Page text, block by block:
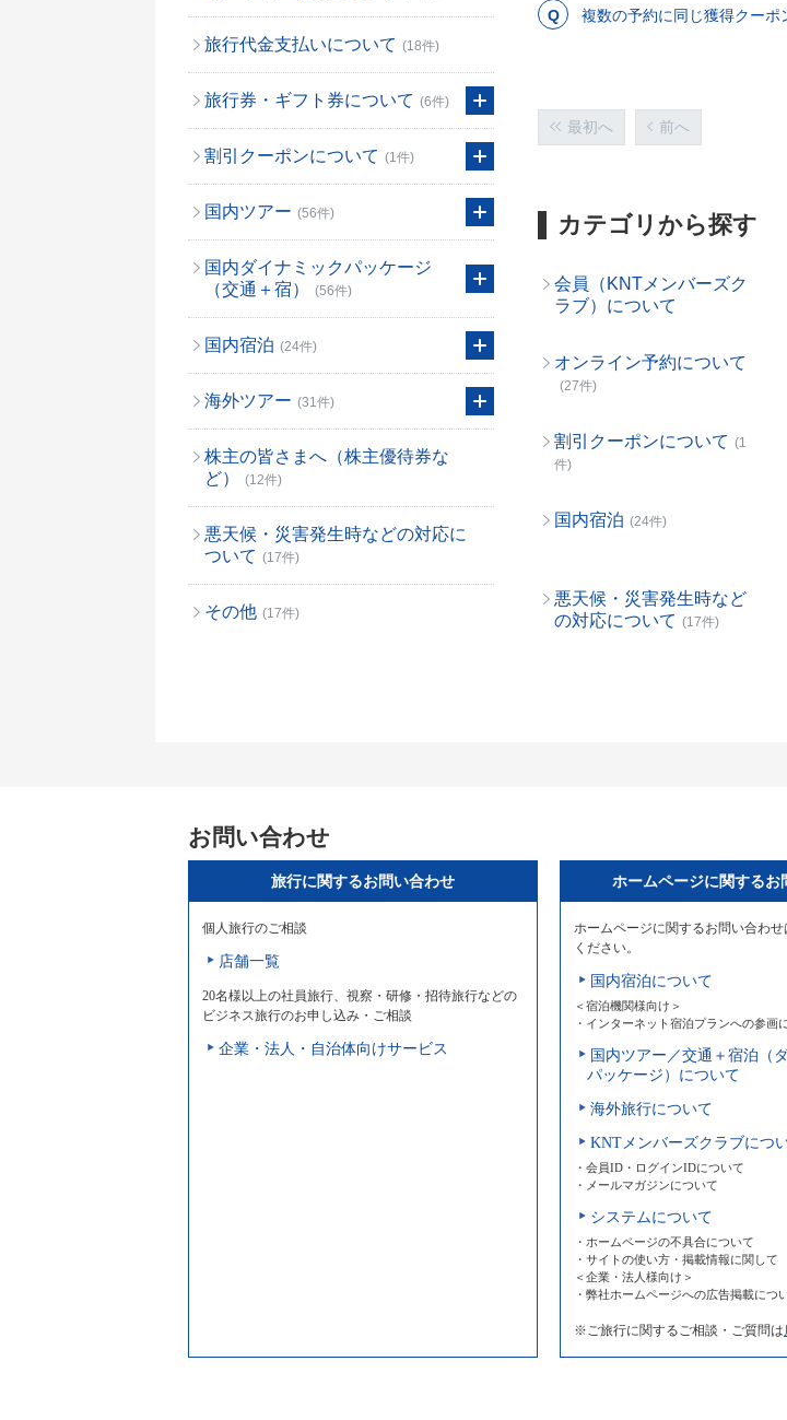
旅行代金支払いについて (18件)
旅行券・ギフト券について (6件)
割引クーポンについて (1件)
国内ツアー (56件)
国内ダイナミックパッケージ
（交通＋宿）
(56件)
国内宿泊 (24件)
海外ツアー (31件)
株主の皆さまへ（株主優待券な
ど）
(12件)
悪天候・災害発生時などの対応に
ついて (17件)
その他 (17件)
複数の予約に同じ獲得クーポ
最初へ 前へ
カテゴリから探す
会員（KNTメンバーズク
ラブ）について
オンライン予約について
(27件)
割引クーポンについて (1
件)
国内宿泊 (24件)
悪天候・災害発生時など
の対応について (17件)
お問い合わせ
旅行に関するお問い合わせ
個人旅行のご相談
店舗一覧
20名様以上の社員旅行、視察・研修・招待旅行などの
ビジネス旅行のお申し込み・ご相談
企業・法人・自治体向けサービス
ホームページに関するお
ホームページに関するお問い合わせ
ください。
国内宿泊について
＜宿泊機関様向け＞
・インターネット宿泊プランへの参画
国内ツアー／交通＋宿泊（
パッケージ）について
海外旅行について
KNTメンバーズクラブにつ
・会員ID・ログインIDについて
・メールマガジンについて
システムについて
・ホームページの不具合について
・サイトの使い方・掲載情報に関して
＜企業・法人様向け＞
・弊社ホームページへの広告掲載につ
※ご旅行に関するご相談・ご質問は